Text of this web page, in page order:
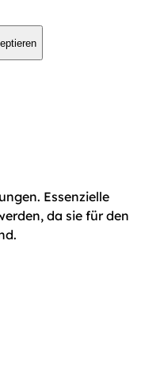
Essenzielle
da sie für den